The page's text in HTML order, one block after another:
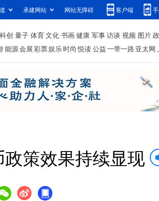
承建网站 网站无障碍 客户端
科创 量子 体育文化 书画健康 军事访谈 视频 图片
能源会展彩票娱乐时尚 悦读公益一带一路 亚太网
策效果持续显现